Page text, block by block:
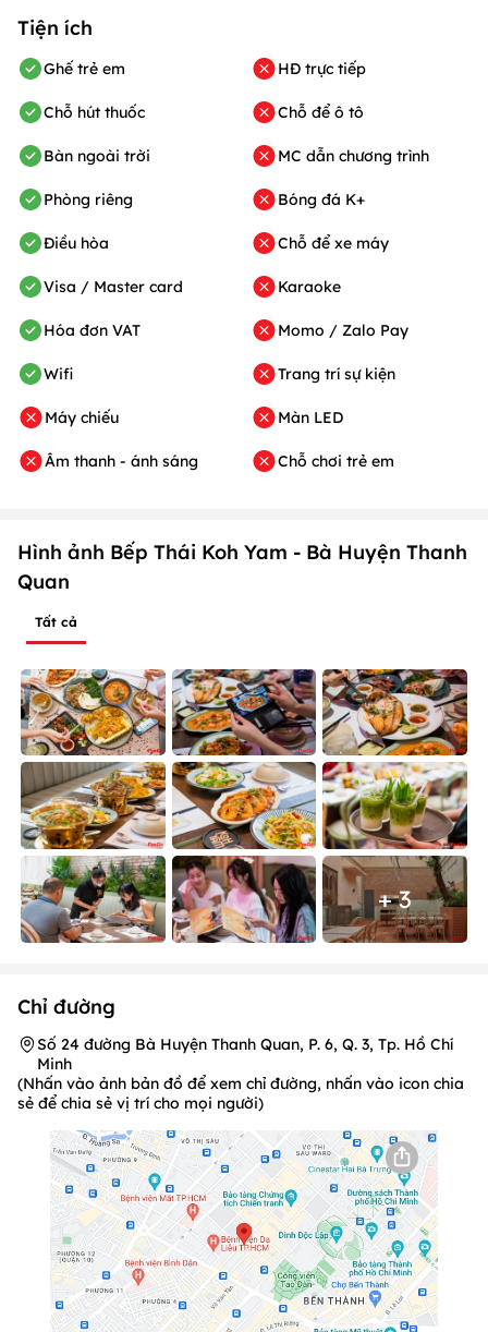
Tiện ích
Ghế trẻ em
Chỗ hút thuốc
Bàn ngoài trời
Phòng riêng
Điều hòa
Visa / Master card
Hóa đơn VAT
Wifi
Máy chiếu
Âm thanh - ánh sáng
HĐ trực tiếp
Chỗ để ô tô
MC dẫn chương trình
Bóng đá K+
Chỗ để xe máy
Karaoke
Momo / Zalo Pay
Trang trí sự kiện
Màn LED
Chỗ chơi trẻ em
Hình ảnh Bếp Thái Koh Yam - Bà Huyện Thanh
Quan
Tất cả
+ 3
Chỉ đường
Số 24 đường Bà Huyện Thanh Quan, P. 6, Q. 3, Tp. Hồ Chí
Minh
(Nhấn vào ảnh bản đồ để xem chỉ đường, nhấn vào icon chia
sẻ để chia sẻ vị trí cho mọi người)